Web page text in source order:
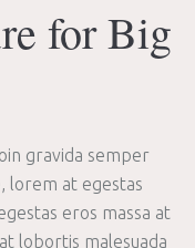
for Big
gravida semper
lorem at egestas
eros massa at
lobortis malesuada